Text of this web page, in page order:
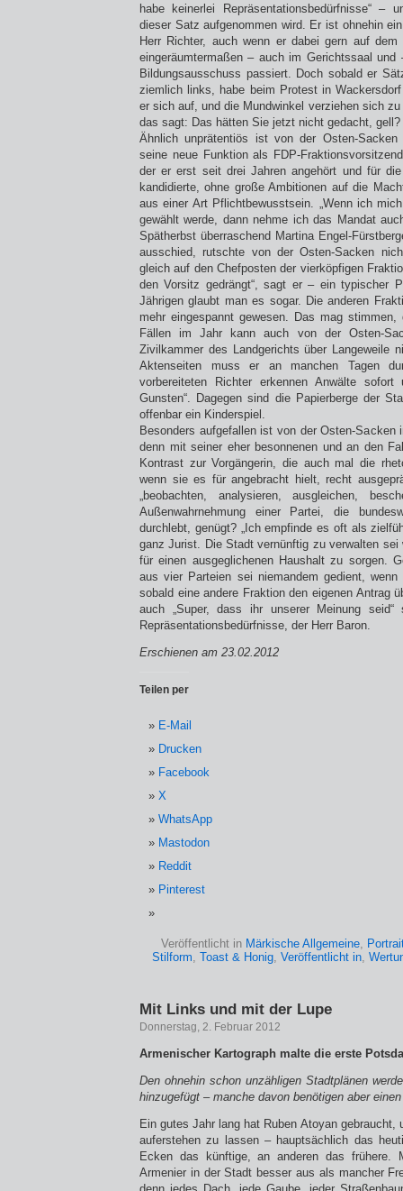
habe keinerlei Repräsentationsbedürfnisse“ –
dieser Satz aufgenommen wird. Er ist ohnehin
Herr Richter, auch wenn er dabei gern auf
eingeräumtermaßen – auch im Gerichtssaal und
Bildungsausschuss passiert. Doch sobald er
ziemlich links, habe beim Protest in
er sich auf, und die Mundwinkel verziehen sich
das sagt: Das hätten Sie jetzt nicht gedacht, gell?
Ähnlich unprätentiös ist von der Osten-
seine neue Funktion als FDP-
der er erst seit drei Jahren angehört und für
kandidierte, ohne große Ambitionen auf die
aus einer Art Pflichtbewusstsein. „Wenn ich
gewählt werde, dann nehme ich das Mandat
Spätherbst überraschend Martina Engel-
ausschied, rutschte von der Osten-Sacken
gleich auf den Chefposten der vierköpfigen
den Vorsitz gedrängt“, sagt er – ein typischer
Jährigen glaubt man es sogar. Die anderen
mehr eingespannt gewesen. Das mag
Fällen im Jahr kann auch von der Osten-
Zivilkammer des Landgerichts über Langeweile
Aktenseiten muss er an manchen Tagen
vorbereiteten Richter erkennen Anwälte
Gunsten“. Dagegen sind die Papierberge der
offenbar ein Kinderspiel.
Besonders aufgefallen ist von der Osten-Sacken
denn mit seiner eher besonnenen und an den
Kontrast zur Vorgängerin, die auch mal die
wenn sie es für angebracht hielt, recht
„beobachten, analysieren, ausgleichen,
Außenwahrnehmung einer Partei, die
durchlebt, genügt? „Ich empfinde es oft als
ganz Jurist. Die Stadt vernünftig zu verwalten
für einen ausgeglichenen Haushalt zu sorgen.
aus vier Parteien sei niemandem gedient, wenn
sobald eine andere Fraktion den eigenen Antrag
auch „Super, dass ihr unserer Meinung
Repräsentationsbedürfnisse, der Herr Baron.
Erschienen am 23.02.2012
Teilen per
E-Mail
Drucken
Facebook
X
WhatsApp
Mastodon
Reddit
Pinterest
Veröffentlicht in Märkische Allgemeine,
Stilform, Toast & Honig, Veröffentlicht in,
Mit Links und mit der Lupe
Donnerstag, 2. Februar 2012
Armenischer Kartograph malte die erste
Den ohnehin schon unzähligen Stadtplänen
hinzugefügt – manche davon benötigen aber
Ein gutes Jahr lang hat Ruben Atoyan gebraucht,
auferstehen zu lassen – hauptsächlich das
Ecken das künftige, an anderen das frühere.
Armenier in der Stadt besser aus als mancher